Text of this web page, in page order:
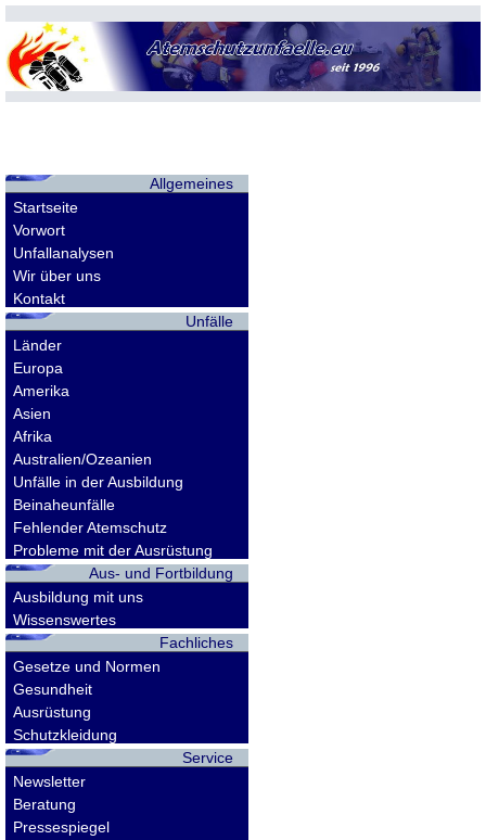
Allgemeines
Startseite
Vorwort
Unfallanalysen
Wir über uns
Kontakt
Unfälle
Länder
Europa
Amerika
Asien
Afrika
Australien/Ozeanien
Unfälle in der Ausbildung
Beinaheunfälle
Fehlender Atemschutz
Probleme mit der Ausrüstung
Aus- und Fortbildung
Ausbildung mit uns
Wissenswertes
Fachliches
Gesetze und Normen
Gesundheit
Ausrüstung
Schutzkleidung
Service
Newsletter
Beratung
Pressespiegel